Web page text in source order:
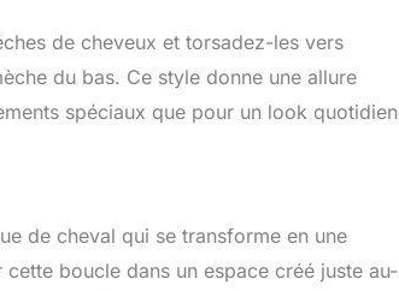
de cheveux et torsadez-les vers
du bas. Ce style donne une allure
spéciaux que pour un look quotidien
de cheval qui se transforme en une
boucle dans un espace créé juste au-